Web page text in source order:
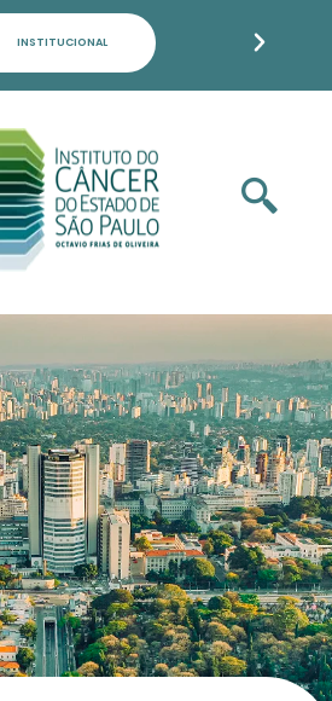
FAMILIARES E POPULAÇÃO